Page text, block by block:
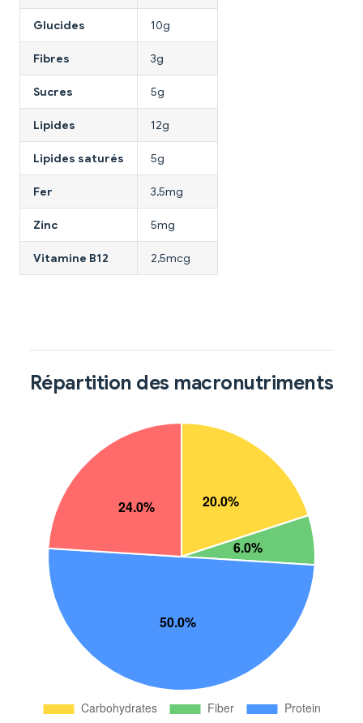
Glucides 10g
Fibres 3g
Sucres 5g
Lipides 12g
Lipides saturés 5g
Fer 3,5mg
Zinc 5mg
Vitamine B12 2,5mcg
Répartition des macronutriments